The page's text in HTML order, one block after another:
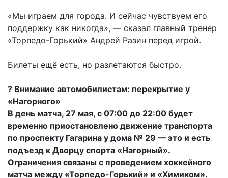
«Мы играем для города. И сейчас чувствуем его
поддержку как никогда», — сказал главный тренер
«Торпедо-Горький» Андрей Разин перед игрой.
Билеты ещё есть, но разлетаются быстро.
? Внимание автомобилистам: перекрытие у
«Нагорного»
В день матча, 27 мая, с 07:00 до 22:00 будет
временно приостановлено движение транспорта
по проспекту Гагарина у дома № 29 — это и есть
подъезд к Дворцу спорта «Нагорный».
Ограничения связаны с проведением хоккейного
матча между «Торпедо-Горький» и «Химиком».